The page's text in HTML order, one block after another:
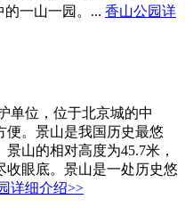
的一山一园。... 香山公园详
单位，位于北京城的中
便。景山是我国历史最悠
山的相对高度为45.7米，
收眼底。景山是一处历史悠
详细介绍>>